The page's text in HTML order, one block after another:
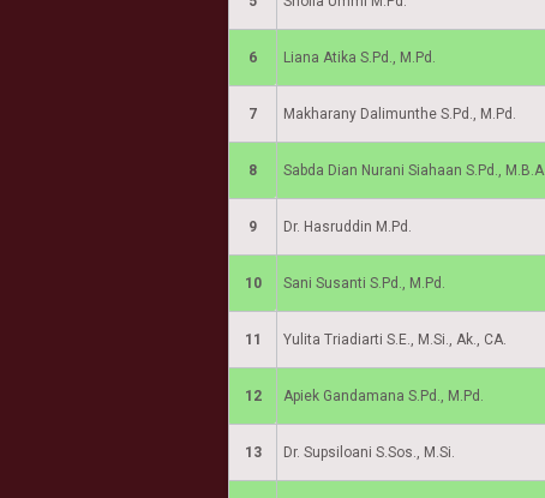
6 Liana Atika S.Pd., M.Pd.
7 Makharany Dalimunthe S.Pd., M.Pd.
8 Sabda Dian Nurani Siahaan S.Pd., M.B.A.
9 Dr. Hasruddin M.Pd.
10 Sani Susanti S.Pd., M.Pd.
11 Yulita Triadiarti S.E., M.Si., Ak., CA.
12 Apiek Gandamana S.Pd., M.Pd.
13 Dr. Supsiloani S.Sos., M.Si.